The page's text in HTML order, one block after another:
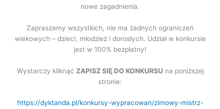
nowe zagadnienia.
Zapraszamy wszystkich, nie ma żadnych ograniczeń
wiekowych – dzieci, młodzież i dorosłych. Udział w konkursie
jest w 100% bezpłatny!
Wystarczy kliknąć ZAPISZ SIĘ DO KONKURSU na poniższej
stronie:
https://dyktanda.pl/konkursy-wypracowan/zimowy-mistrz-